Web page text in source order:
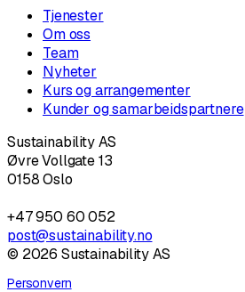
Tjenester
Om oss
Team
Nyheter
Kurs og arrangementer
Kunder og samarbeidspartnere
Sustainability AS
Øvre Vollgate 13
0158 Oslo
+47 950 60 052
post@sustainability.no
© 2026 Sustainability AS
Personvern